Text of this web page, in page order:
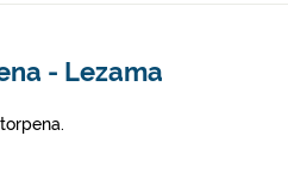
- Lezama